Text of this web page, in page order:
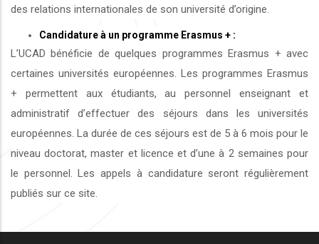
des relations internationales de son université d’origine.
Candidature à un programme Erasmus + :
L’UCAD bénéficie de quelques programmes Erasmus + avec
certaines universités européennes. Les programmes Erasmus
+ permettent aux étudiants, au personnel enseignant et
administratif d’effectuer des séjours dans les universités
européennes. La durée de ces séjours est de 5 à 6 mois pour le
niveau doctorat, master et licence et d’une à 2 semaines pour
le personnel. Les appels à candidature seront régulièrement
publiés sur ce site.